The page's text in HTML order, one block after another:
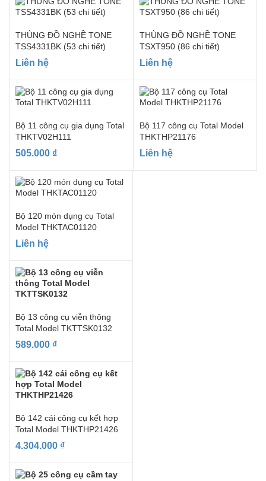
THÙNG ĐỒ NGHỀ TONE
TSS4331BK (53 chi tiết)
Liên hệ
THÙNG ĐỒ NGHỀ TONE
TSXT950 (86 chi tiết)
Liên hệ
Bộ 11 công cụ gia dụng Total
THKTV02H111
505.000 ₫
Bộ 117 công cụ Total Model
THKTHP21176
Liên hệ
Bộ 120 món dụng cụ Total
Model THKTAC01120
Liên hệ
Bộ 13 công cụ viễn thông
Total Model TKTTSK0132
589.000 ₫
Bộ 142 cái công cụ kết hợp
Total Model THKTHP21426
4.304.000 ₫